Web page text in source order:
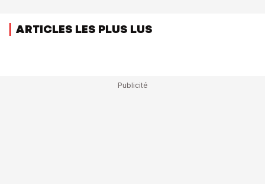
ARTICLES LES PLUS LUS